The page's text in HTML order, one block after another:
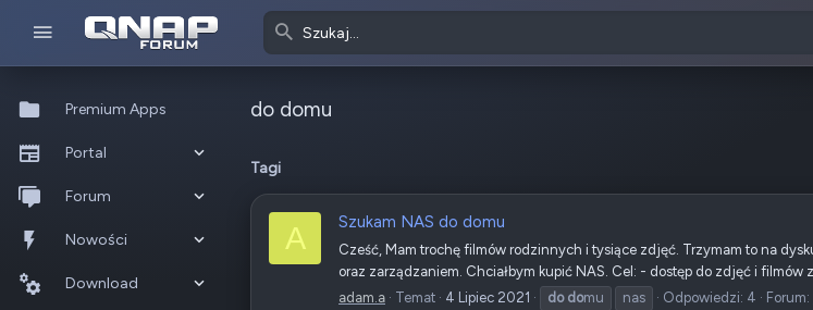
Premium Apps
Portal
Co nowego?
Ostatnia aktywność
Forum
Nowe posty
Popularne
Nowości
Nowe postyDownload
do domu
Tagi
A Szukam NAS do domu
Cześć, Mam trochę filmów rodzinnych i tysiące zdjęć. Trzymam to na
oraz zarządzaniem. Chciałbym kupić NAS. Cel: - dostęp do zdjęć i filmów
adam.a
Temat 4 Lipiec 2021 do domu nas Odpowiedzi: 4 Forum: